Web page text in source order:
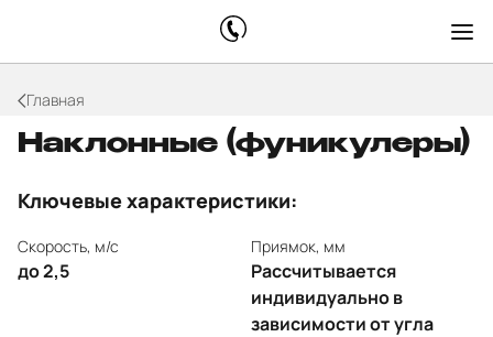
Главная
Наклонные (фуникулеры)
Ключевые характеристики:
Cкорость, м/с
до 2,5
Приямок, мм
Рассчитывается
индивидуально в
зависимости от угла